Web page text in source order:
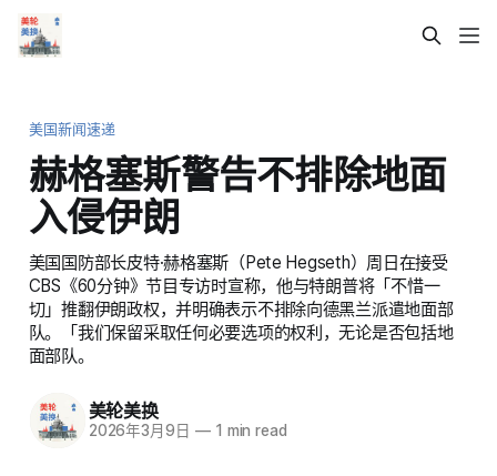
美国新闻速递
赫格塞斯警告不排除地面
入侵伊朗
美国国防部长皮特·赫格塞斯（Pete Hegseth）周日在接受
CBS《60分钟》节目专访时宣称，他与特朗普将「不惜一
切」推翻伊朗政权，并明确表示不排除向德黑兰派遣地面部
队。「我们保留采取任何必要选项的权利，无论是否包括地
面部队。
美轮美换
2026年3月9日 —1 min read